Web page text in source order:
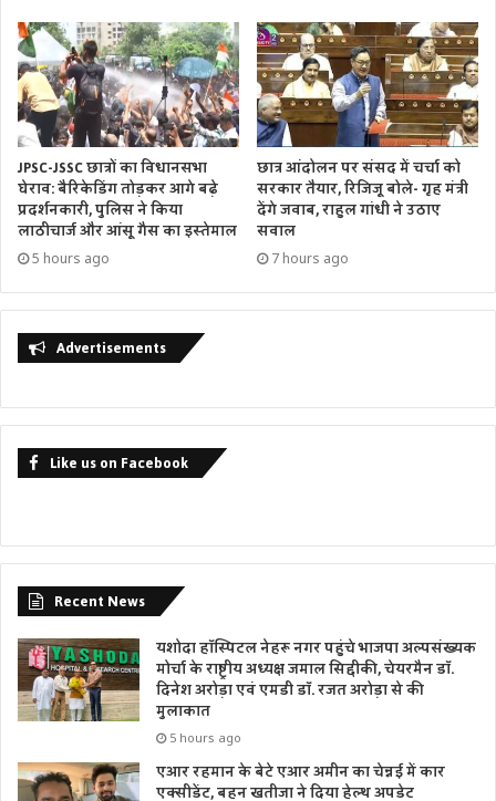
JPSC-JSSC छात्रों का विधानसभा
घेराव: बैरिकेडिंग तोड़कर आगे बढ़े
प्रदर्शनकारी, पुलिस ने किया
लाठीचार्ज और आंसू गैस का इस्तेमाल
5 hours ago
छात्र आंदोलन पर संसद में चर्चा को
सरकार तैयार, रिजिजू बोले- गृह मंत्री
देंगे जवाब, राहुल गांधी ने उठाए
सवाल
7 hours ago
Advertisements
Like us on Facebook
Recent News
यशोदा हॉस्पिटल नेहरू नगर पहुंचे भाजपा अल्पसंख्यक
मोर्चा के राष्ट्रीय अध्यक्ष जमाल सिद्दीकी, चेयरमैन डॉ.
दिनेश अरोड़ा एवं एमडी डॉ. रजत अरोड़ा से की
मुलाकात
5 hours ago
एआर रहमान के बेटे एआर अमीन का चेन्नई में कार
एक्सीडेंट, बहन खतीजा ने दिया हेल्थ अपडेट